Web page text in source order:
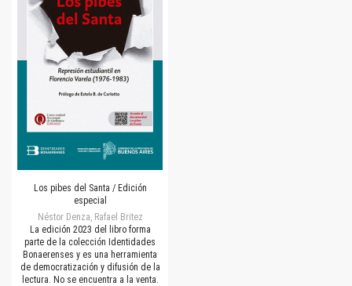
Los pibes del Santa / Edición
especial
Néstor Denza, Rafael Britez
La edición 2023 del libro forma
parte de la colección Identidades
Bonaerenses y es una herramienta
de democratización y difusión de la
lectura. No se encuentra a la venta.